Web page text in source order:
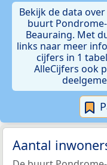
Bekijk de data
buurt
Beauraing. Met
links naar meer
cijfers in 1
AlleCijfers ook
Aantal